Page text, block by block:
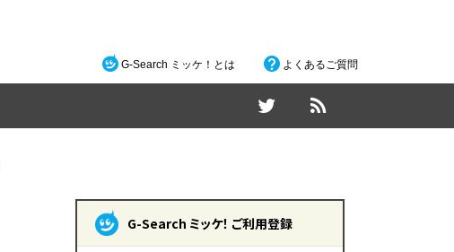
G-Search ミッケ！とは よくあるご質問
G-Search ミッケ！ ご利用登録